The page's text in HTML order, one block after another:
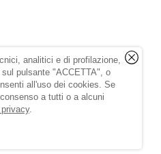
analitici e di profilazione,
pulsante "ACCETTA", o
all'uso dei cookies. Se
a tutti o a alcuni
.